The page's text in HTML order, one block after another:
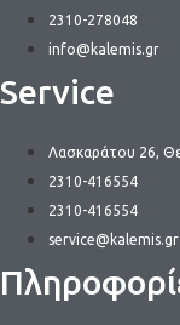
2310-278048
info@kalemis.gr
Service
Λασκαράτου 26,
2310-416554
2310-416554
service@kalemis.gr